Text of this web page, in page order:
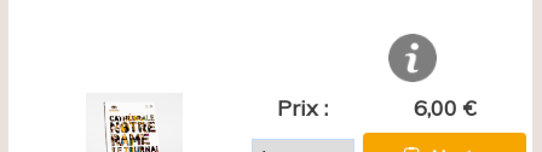
Prix : 6,00 €